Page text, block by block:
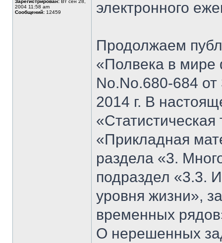
Зарегистрирован: Вт сен 28,
2004 11:58 am
Сообщений: 12459
электронного
Продолжаем
«Полвека в мире
No.No.680-684
2014 г. В
«Прикладная
раздела «3.
подраздел «3.3.
уровня жизни»,
временных
О нерешенных